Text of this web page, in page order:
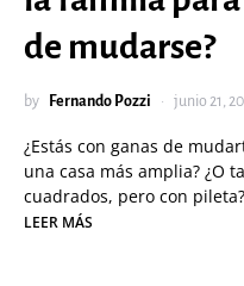
de mudarse?
by Fernando Pozzi junio 21,
¿Estás con ganas de
una casa más amplia? ¿O
cuadrados, pero con
LEER MÁS